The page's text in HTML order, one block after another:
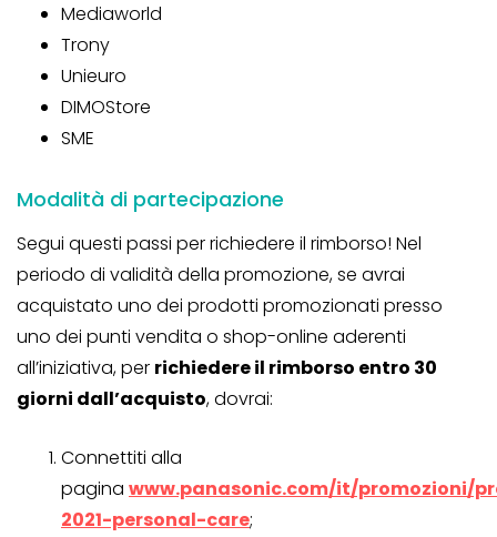
Mediaworld
Trony
Unieuro
DIMOStore
SME
Modalità di partecipazione
Segui questi passi per richiedere il rimborso! Nel
periodo di validità della promozione, se avrai
acquistato uno dei prodotti promozionati presso
uno dei punti vendita o shop-online aderenti
all’iniziativa, per richiedere il rimborso entro 30
giorni dall’acquisto, dovrai:
Connettiti alla
pagina www.panasonic.com/it/promozioni/
2021-personal-care;